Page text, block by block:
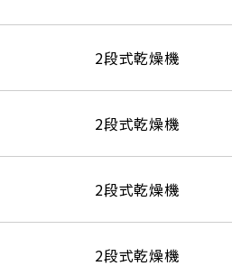
2段式乾燥機
2段式乾燥機
2段式乾燥機
2段式乾燥機